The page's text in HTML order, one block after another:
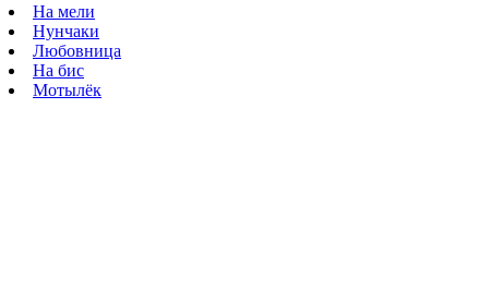
На мели
Нунчаки
Любовница
На бис
Мотылёк